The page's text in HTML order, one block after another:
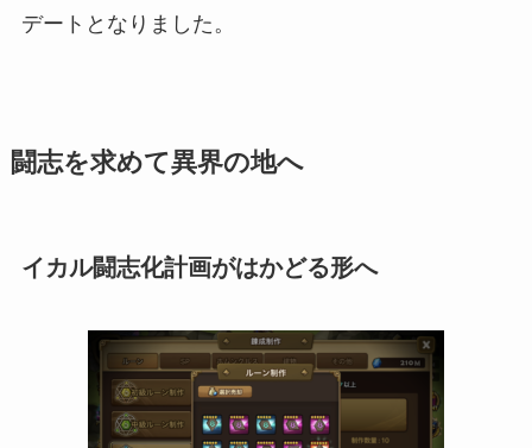
デートとなりました。
闘志を求めて異界の地へ
イカル闘志化計画がはかどる形へ